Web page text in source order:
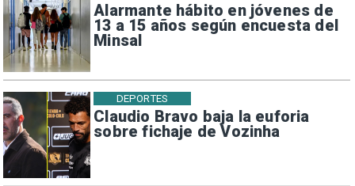
Alarmante hábito en jóvenes de
13 a 15 años según encuesta del
Minsal
Claudio Bravo baja la euforia
sobre fichaje de Vozinha
DEPORTES